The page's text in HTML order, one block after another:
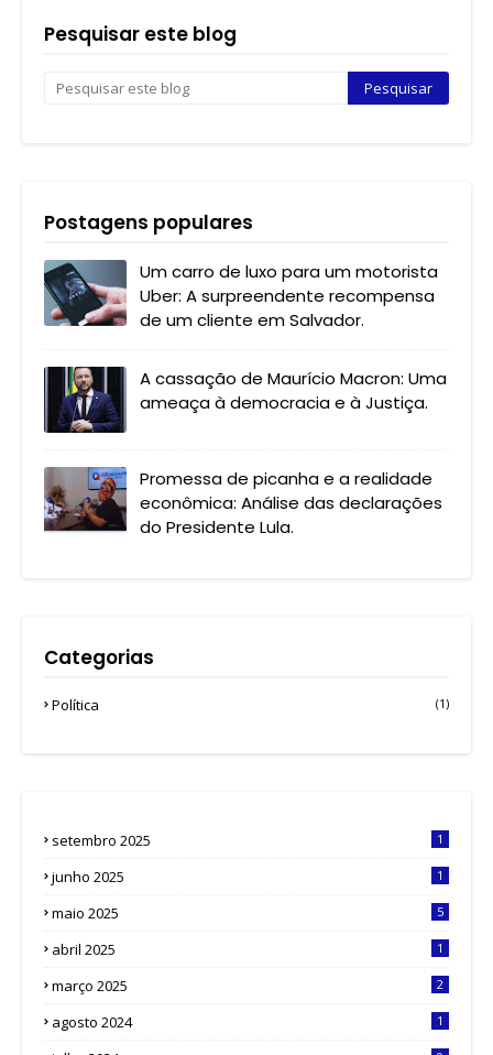
Pesquisar este blog
Postagens populares
Um carro de luxo para um motorista
Uber: A surpreendente recompensa
de um cliente em Salvador.
A cassação de Maurício Macron: Uma
ameaça à democracia e à Justiça.
Promessa de picanha e a realidade
econômica: Análise das declarações
do Presidente Lula.
Categorias
Política (1)
setembro 2025 1
junho 2025 1
maio 2025 5
abril 2025 1
março 2025 2
agosto 2024 1